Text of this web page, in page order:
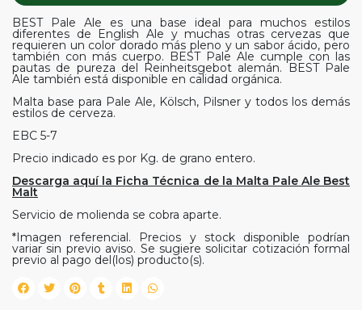
BEST Pale Ale es una base ideal para muchos estilos
diferentes de English Ale y muchas otras cervezas que
requieren un color dorado más pleno y un sabor ácido, pero
también con más cuerpo. BEST Pale Ale cumple con las
pautas de pureza del Reinheitsgebot alemán. BEST Pale
Ale también está disponible en calidad orgánica.
Malta base para Pale Ale, Kölsch, Pilsner y todos los demás
estilos de cerveza.
EBC 5-7
Precio indicado es por Kg. de grano entero.
Descarga aquí la Ficha Técnica de la Malta Pale Ale Best
Malt
Servicio de molienda se cobra aparte.
*Imagen referencial. Precios y stock disponible podrían
variar sin previo aviso. Se sugiere solicitar cotización formal
previo al pago del(los) producto(s).